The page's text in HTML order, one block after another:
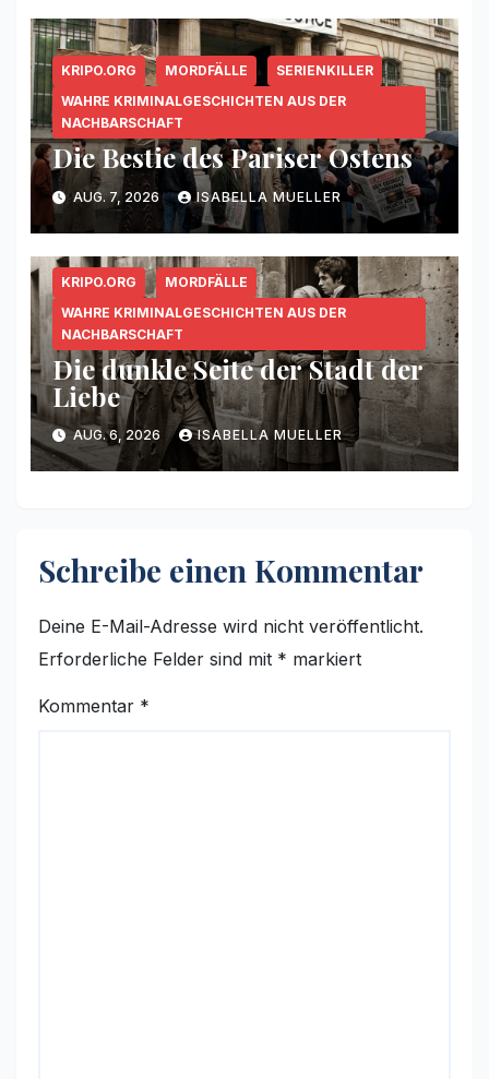
KRIPO.ORG MORDFÄLLE
SERIENKILLER
WAHRE KRIMINALGESCHICHTEN AUS DER
NACHBARSCHAFT
Die Bestie des Pariser Ostens
AUG. 7, 2026 ISABELLA MUELLER
KRIPO.ORG
MORDFÄLLE
WAHRE KRIMINALGESCHICHTEN AUS DER
NACHBARSCHAFT
Die dunkle Seite der Stadt der
Liebe
AUG. 6, 2026 ISABELLA MUELLER
Schreibe einen Kommentar
Deine E-Mail-Adresse wird nicht veröffentlicht.
Erforderliche Felder sind mit * markiert
Kommentar *